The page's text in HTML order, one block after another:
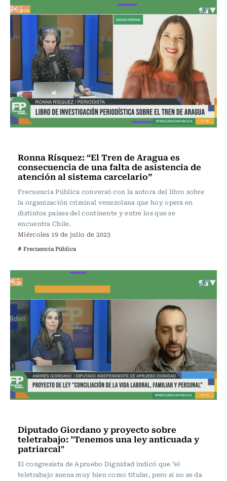
Ronna Rísquez: “El Tren de Aragua es
consecuencia de una falta de asistencia de
atención al sistema carcelario”
Frecuencia Pública conversó con la autora del libro sobre
la organización criminal venezolana que hoy opera en
distintos países del continente y entre los que se
encuentra Chile.
Miércoles 19 de julio de 2023
# Frecuencia Pública
Diputado Giordano y proyecto sobre
teletrabajo: "Tenemos una ley anticuada y
patriarcal"
El congresista de Apruebo Dignidad indicó que "el
teletrabajo suena muy bien como titular, pero si no se da